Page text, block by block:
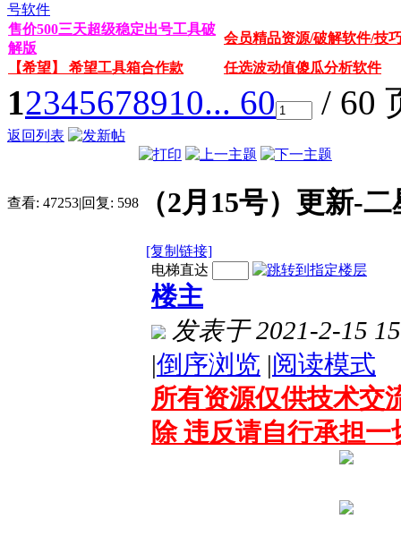
号软件
售价500三天超级稳定出号工具破
解版
会员精品资源/破解软件/技
【希望】 希望工具箱合作款
任选波动值傻瓜分析软件
12345678910... 60 / 60
返回列表
查看: 47253|回复: 598 （2月15号）更新-
[复制链接]
电梯直达
楼主
发表于 2021-2-15
|倒序浏览 |阅读模式
所有资源仅供技术交
除 违反请自行承担